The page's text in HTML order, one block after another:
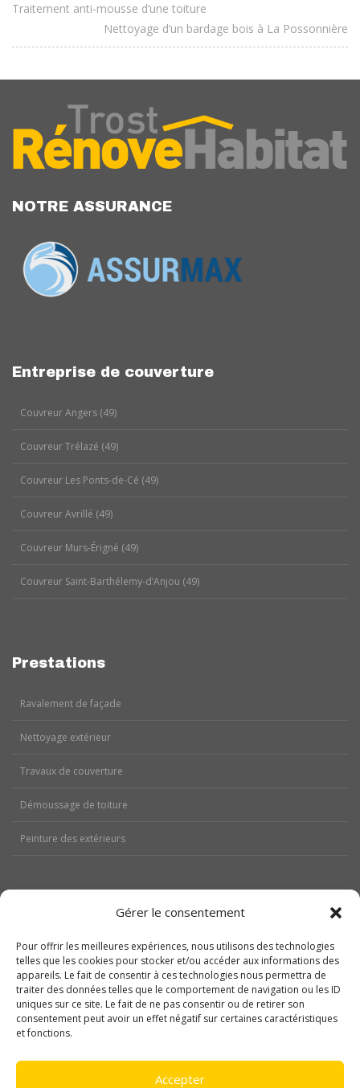
Gérer le consentement
Pour offrir les meilleures expériences, nous utilisons des technologies
telles que les cookies pour stocker et/ou accéder aux informations des
appareils. Le fait de consentir à ces technologies nous permettra de
traiter des données telles que le comportement de navigation ou les ID
uniques sur ce site. Le fait de ne pas consentir ou de retirer son
consentement peut avoir un effet négatif sur certaines caractéristiques
et fonctions.
Accepter
Traitement anti-mousse d’une toiture
Nettoyage d’un bardage bois à La Possonnière
NOTRE ASSURANCE
Entreprise de couverture
Couvreur Angers (49)
Couvreur Trélazé (49)
Couvreur Les Ponts-de-Cé (49)
Couvreur Avrillé (49)
Couvreur Murs-Érigné (49)
Couvreur Saint-Barthélemy-d’Anjou (49)
Prestations
Ravalement de façade
Nettoyage extérieur
Travaux de couverture
Démoussage de toiture
Peinture des extérieurs
Nos réalisations
Contactez-nous
Politique de cookies (UE)
Mentions légales